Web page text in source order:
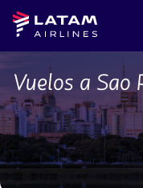
Saltar
menú.
Saltar al
contenido
principal.
Navegación
de
usuario.
Latam
Airlines
Pasajes
Sao
Paulo
desde
Chile
con
LATAM
Vuelos a Sao